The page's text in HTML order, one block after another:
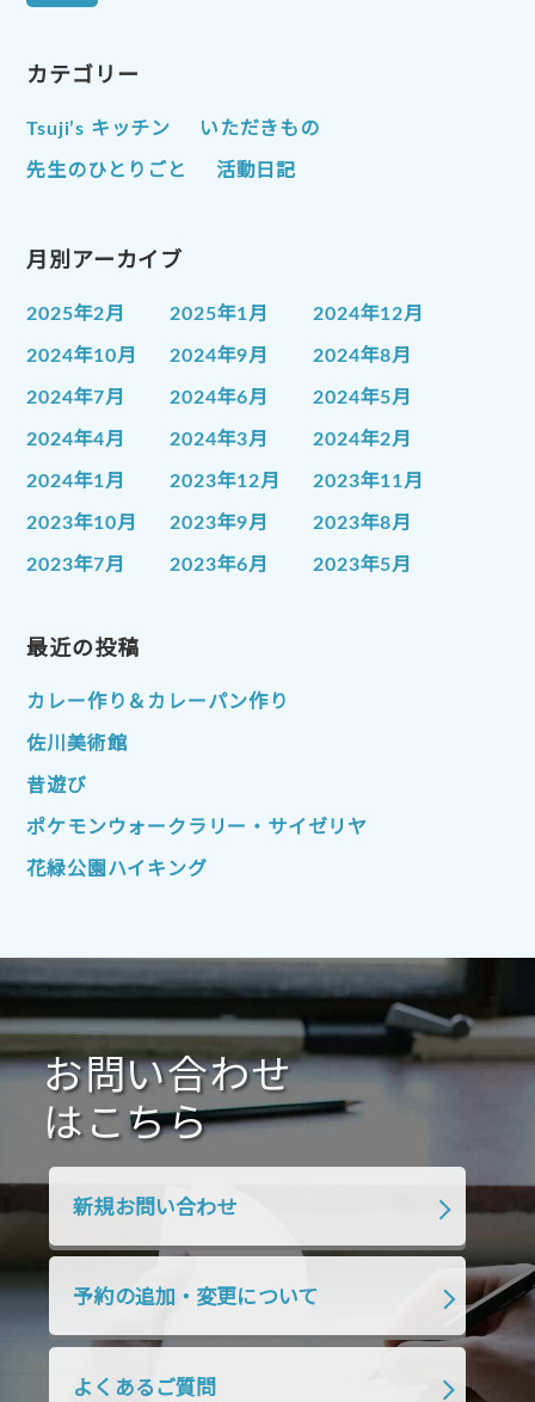
カテゴリー
Tsuji’s キッチン いただきもの
先生のひとりごと 活動日記
月別アーカイブ
2025年2月 2025年1月 2024年12月
2024年10月 2024年9月 2024年8月
2024年7月 2024年6月 2024年5月
2024年4月 2024年3月 2024年2月
2024年1月 2023年12月 2023年11月
2023年10月 2023年9月 2023年8月
2023年7月 2023年6月 2023年5月
2023年1月
2022年10月 2022年9月
2022年7月
2022年4月
2022年1月 2021年12月 2021年11月
2021年10月 2021年9月
2021年1月 2020年12月 2020年11月
2020年10月 2020年9月 2020年8月
2020年7月 2020年6月 2020年5月
2020年4月 2020年3月 2020年2月
2019年9月
2019年4月
最近の投稿
カレー作り＆カレーパン作り
佐川美術館
昔遊び
ポケモンウォークラリー・サイゼリヤ
花緑公園ハイキング
お問い合わせ
はこちら
新規お問い合わせ
予約の追加・変更について
よくあるご質問